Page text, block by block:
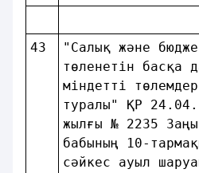
43
"Салық және
төленетiн
мiндеттi
туралы" ҚР
жылғы № 2235
бабының 10-
сәйкес ауыл